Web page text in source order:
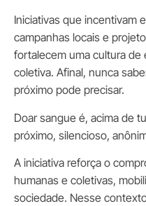
Iniciativas que incentivam
campanhas locais e
fortalecem uma cultura de
coletiva. Afinal, nunca
próximo pode precisar.
Doar sangue é, acima de
próximo, silencioso,
A iniciativa reforça o
humanas e coletivas,
sociedade. Nesse